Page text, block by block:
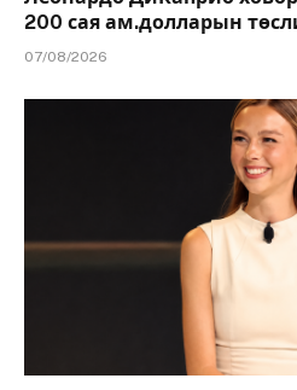
200 сая ам.долларын
07/08/2026